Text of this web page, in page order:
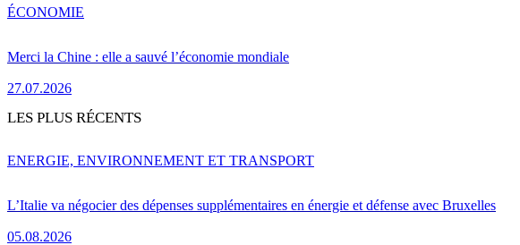
Merci la Chine : elle a sauvé l’économie mondiale
27.07.2026
ÉCONOMIE
LES PLUS RÉCENTS
L’Italie va négocier des dépenses supplémentaires en énergie et défense avec Bruxelles
05.08.2026
ENERGIE, ENVIRONNEMENT ET TRANSPORT